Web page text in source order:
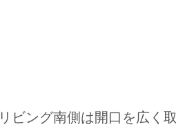
リビング南側は開口を広く